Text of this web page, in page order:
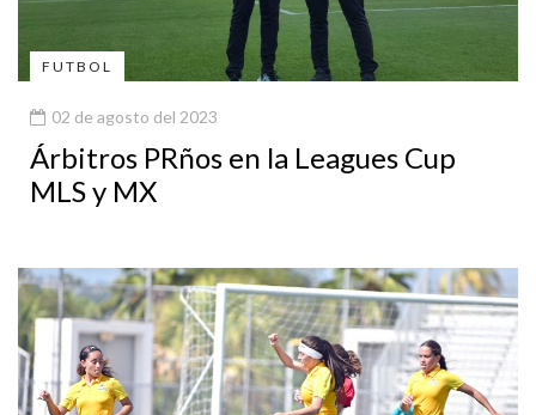
FUTBOL
02 de agosto del 2023
Árbitros PRños en la Leagues Cup
MLS y MX